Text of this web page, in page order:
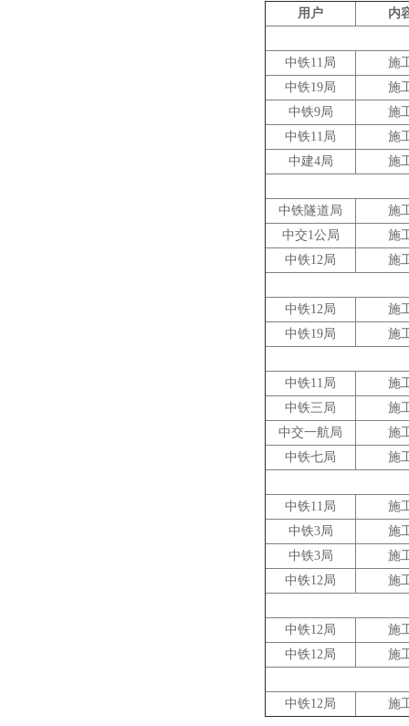
用户 内
中铁11局
施
中铁19局
施
中铁9局
施
中铁11局
施
中建4局
施
中铁隧道局
施
中交1公局
施
中铁12局
施
中铁12局
施
中铁19局
施
中铁11局
施
中铁三局
施
中交一航局
施
中铁七局
施
中铁11局
施
中铁3局
施
中铁3局
施
中铁12局
施
中铁12局
施
中铁12局
施
中铁12局 施